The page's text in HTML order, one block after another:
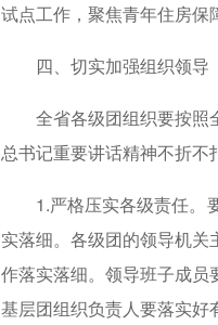
试点工作，聚焦青年住房
四、切实加强组织领导
全省各级团组织要按照
总书记重要讲话精神不折
1.严格压实各级责任。要
实落细。各级团的领导机
作落实落细。领导班子成
基层团组织负责人要落实